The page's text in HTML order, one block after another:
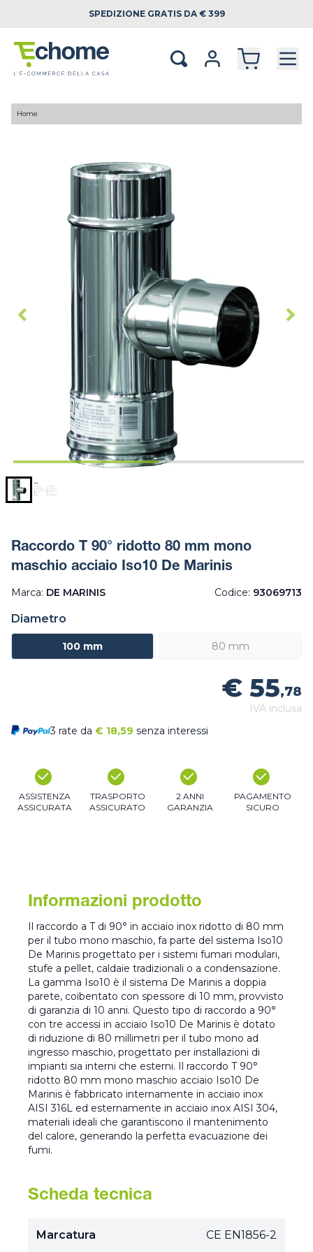
SPEDIZIONE GRATIS DA € 399
Home
Raccordo T 90° ridotto 80 mm mono
maschio acciaio Iso10 De Marinis
Marca: DE MARINIS Codice: 93069713
Diametro
100 mm 80 mm
€ 55,78
IVA inclusa
3 rate da € 18,59 senza interessi
ASSISTENZA
ASSICURATA
TRASPORTO
ASSICURATO
2 ANNI
GARANZIA
PAGAMENTO
SICURO
Informazioni prodotto
Il raccordo a T di 90° in acciaio inox ridotto di 80 mm
per il tubo mono maschio, fa parte del sistema Iso10
De Marinis progettato per i sistemi fumari modulari,
stufe a pellet, caldaie tradizionali o a condensazione.
La gamma Iso10 è il sistema De Marinis a doppia
parete, coibentato con spessore di 10 mm, provvisto
di garanzia di 10 anni. Questo tipo di raccordo a 90°
con tre accessi in acciaio Iso10 De Marinis è dotato
di riduzione di 80 millimetri per il tubo mono ad
ingresso maschio, progettato per installazioni di
impianti sia interni che esterni. Il raccordo T 90°
ridotto 80 mm mono maschio acciaio Iso10 De
Marinis è fabbricato internamente in acciaio inox
AISI 316L ed esternamente in acciaio inox AISI 304,
materiali ideali che garantiscono il mantenimento
del calore, generando la perfetta evacuazione dei
fumi.
Scheda tecnica
Marcatura CE EN1856-2